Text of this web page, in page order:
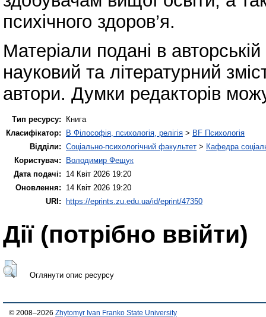
психічного здоров’я.
Матеріали подані в
науковий та літературний
автори. Думки редакторів
Тип ресурсу:
Книга
Класифікатор:
B Філософія, психологія, релігія > BF Психологія
Відділи: Соціально-психологічний факультет > Кафедра
Користувач:
Володимир Фещук
Дата подачі:
14 Квіт 2026 19:20
Оновлення:
14 Квіт 2026 19:20
URI:
https://eprints.zu.edu.ua/id/eprint/47350
Дії ​​(потрібно ввійти)
Оглянути опис ресурсу
© 2008–2026 Zhytomyr Ivan Franko State University